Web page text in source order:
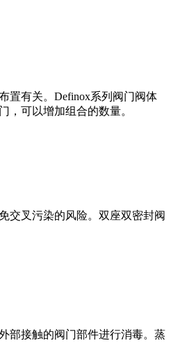
置有关。Definox系列阀门阀体
可以增加组合的数量。
交叉污染的风险。双座双密封阀
部接触的阀门部件进行消毒。蒸